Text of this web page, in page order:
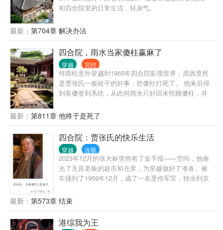
和四合院里的日常生活，轻戾气。
最新： 第704章 解决办法
四合院，雨水当家傻柱赢麻了
穿越 完结
何雨柱意外穿越到1965年四合院影视世界，原因竟然
是贾张氏一板砖干的好事，把傻柱打死了。 他来后得
到装傻签到系统，从此何雨水只好回来照顾傻柱，并
不是该给了。 三大爷，家里没钱，您还是算计别人
吧。 二大爷，您非和傻子计较，您是不是傻。 老太
太，我哥这样是没办法给您养老了，您还是换个人
吧。 许大茂，你被打死了也白死，我哥他可是傻子。
众禽直接傻了，怎么会变成这样。 许大茂得知何雨柱
傻了，那个高兴坏了。 只有大着肚子的娄晓鹅和于莉
知道，他可不是傻子，你们才是那大傻子。
最新： 第811章 他终于是死了
四合院：贾张氏的快乐生活
穿越 连载
2023年12月的张大标突然有了金手指——空间，他偷
光了无良老板的超市和仓库，为穿越做好了准各。被
车撞到了1959年12月，成了一名受伤军官，转业到京
翠花的儿子，而自己就是棒梗的七舅姥爷。
最新： 第573章 结束
港综我为王